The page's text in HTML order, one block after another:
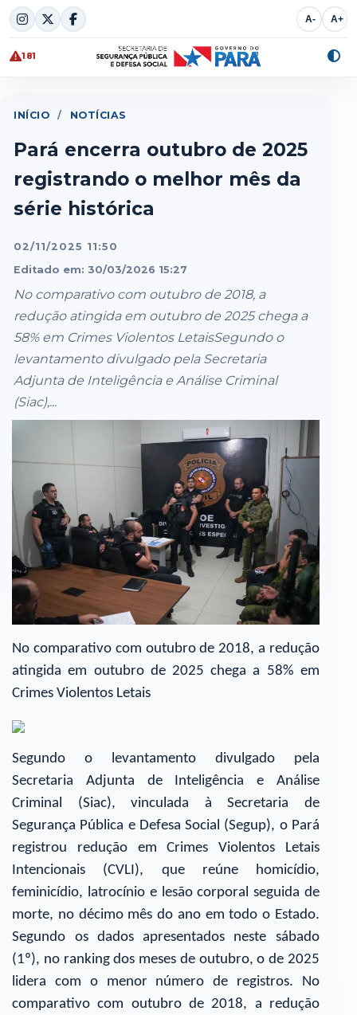
Skip
to
content
A- A+
181
INÍCIO / NOTÍCIAS
Pará encerra outubro de 2025
registrando o melhor mês da
série histórica
02/11/2025 11:50
Editado em: 30/03/2026 15:27
No comparativo com outubro de 2018, a
redução atingida em outubro de 2025 chega a
58% em Crimes Violentos LetaisSegundo o
levantamento divulgado pela Secretaria
Adjunta de Inteligência e Análise Criminal
(Siac),...
No comparativo com outubro de 2018, a redução
atingida em outubro de 2025 chega a 58% em
Crimes Violentos Letais
Segundo o levantamento divulgado pela
Secretaria Adjunta de Inteligência e Análise
Criminal (Siac), vinculada à Secretaria de
Segurança Pública e Defesa Social (Segup), o Pará
registrou redução em Crimes Violentos Letais
Intencionais (CVLI), que reúne homicídio,
feminicídio, latrocínio e lesão corporal seguida de
morte, no décimo mês do ano em todo o Estado.
Segundo os dados apresentados neste sábado
(1º), no ranking dos meses de outubro, o de 2025
lidera com o menor número de registros. No
comparativo com outubro de 2018, a redução